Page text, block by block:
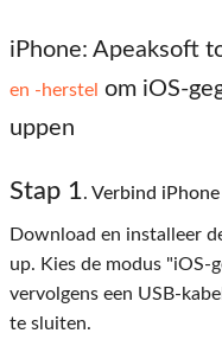
iPhone: Apeaksoft
en -herstel om iOS-
uppen
Stap 1. Verbind
Download en installeer
up. Kies de modus "iOS-
vervolgens een USB-
te sluiten.